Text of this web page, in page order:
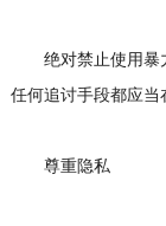
绝对禁止使用暴力
任何追讨手段都应当
尊重隐私